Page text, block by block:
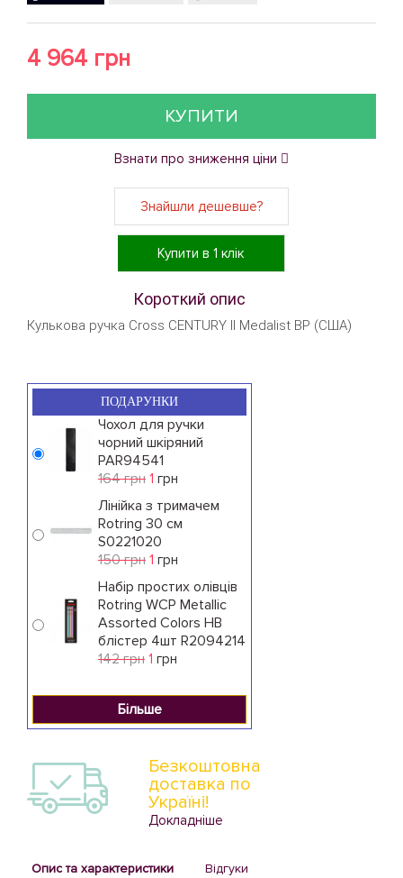
4 964 грн
КУПИТИ
Взнати про зниження ціни
Знайшли дешевше?
Купити в 1 клік
Короткий опис
Кулькова ручка Cross CENTURY II Medalist BP (США)
ПОДАРУНКИ
Чохол для ручки
чорний шкіряний
PAR94541
164 грн 1 грн
Лінійка з тримачем
Rotring 30 см
S0221020
150 грн 1 грн
Набір простих олівців
Rotring WCP Metallic
Assorted Colors HB
блістер 4шт R2094214
142 грн 1 грн
Більше
Безкоштовна
доставка по
Україні!
Докладніше
Опис та характеристики Відгуки